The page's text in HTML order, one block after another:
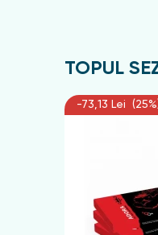
TOPUL
-73,13 Lei